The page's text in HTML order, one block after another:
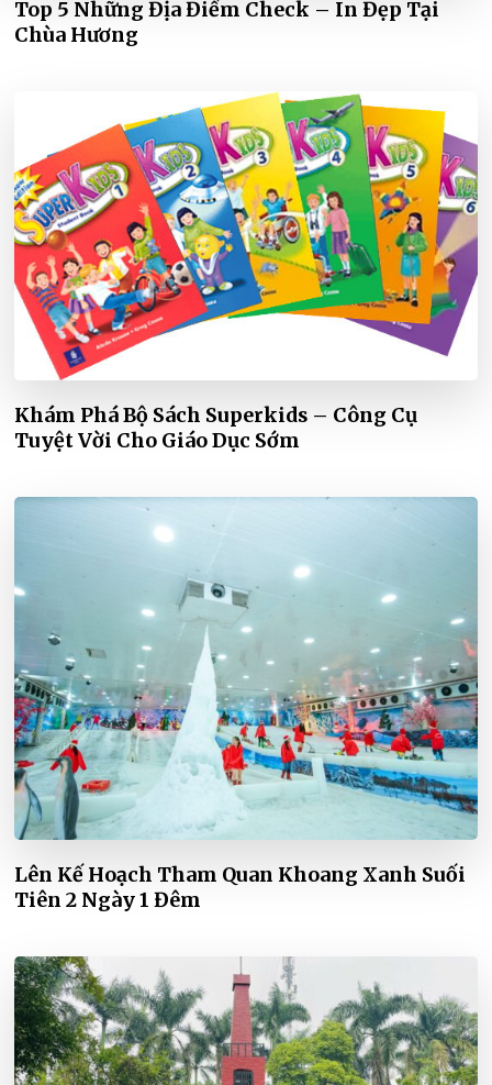
Top 5 Những Địa Điểm Check – In Đẹp Tại
Chùa Hương
Khám Phá Bộ Sách Superkids – Công Cụ
Tuyệt Vời Cho Giáo Dục Sớm
Lên Kế Hoạch Tham Quan Khoang Xanh Suối
Tiên 2 Ngày 1 Đêm